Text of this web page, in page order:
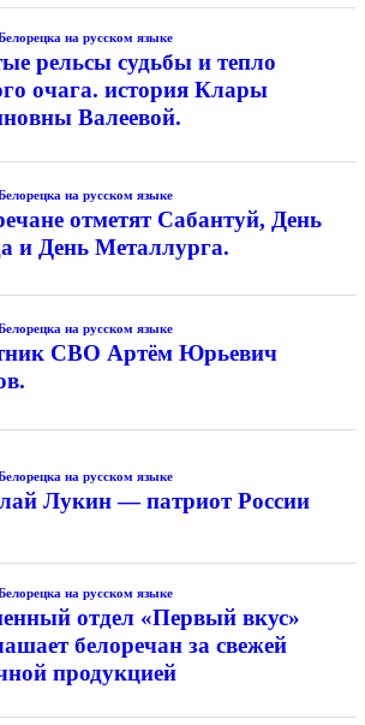
на русском языке
рельсы судьбы и тепло
очага. история Клары
Валеевой.
на русском языке
отметят Сабантуй, День
и День Металлурга.
на русском языке
СВО Артём Юрьевич
на русском языке
Лукин — патриот России
на русском языке
отдел «Первый вкус»
белоречан за свежей
продукцией